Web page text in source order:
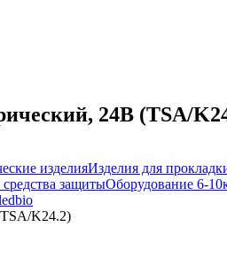
24В (TSA/
изделияИзделия для
защитыОборудование 6-
K24.2)